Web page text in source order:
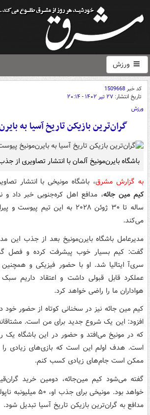
ورزش
کد خبر1509668
تاریخ انتشار: ۲۷ تیر ۱۴۰۲ - ۲۰:۱۴
ورزش
گران‌ترین بازیکن تاریخ آسیا به
باشگاه بایرن‌مونیخ آلمان با انتشار تصاویری از
به گزارش مشرق، باشگاه مونیخی با انتشار
کیم مین جائه
می‌کند.
گفت: کیم بسیار خوب پیشرفت کرده و فصل
سری‌آ ایتالیا شد. او با حضور فیزیکی و
عملکرد قابل قبولی داشت و اعتقاد داریم
هواداران ما را راضی خواهد کرد.
کیم مین جائه نیز در سخنانی کوتاه از حضور
افزود: این یک شروع جدید برای من است.
که در مونیخ می‌افتد و حضور در این باشگاه یک
است. هدف اولم این است که بازی‌های زیادی را
ممکن است جام‌های زیادی کسب کنم.
گفته می‌شود کیم مین‌جائه، دومین خرید
خواهد بود. مونیخی برای
مدافع به گران‌ترین بازیکن تاریخ آسیا تبدیل شود.